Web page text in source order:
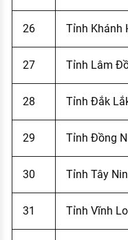
26 Tỉnh Khánh
27 Tỉnh Lâm
28 Tỉnh Đắk
29 Tỉnh Đồng
30 Tỉnh Tây
31 Tỉnh Vĩnh